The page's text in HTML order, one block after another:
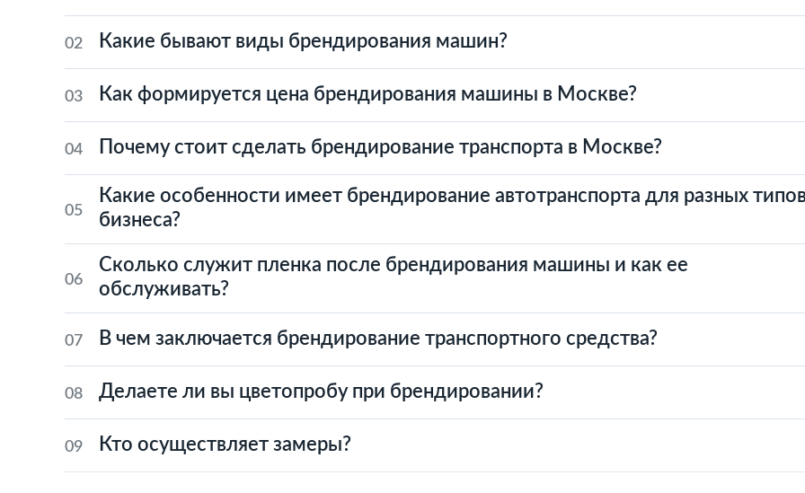
02 Какие бывают виды брендирования машин?
03 Как формируется цена брендирования машины в Москве?
04 Почему стоит сделать брендирование транспорта в Москве?
05
Какие особенности имеет брендирование автотранспорта для разных
бизнеса?
06
Сколько служит пленка после брендирования машины и как ее
обслуживать?
07 В чем заключается брендирование транспортного средства?
08 Делаете ли вы цветопробу при брендировании?
09 Кто осуществляет замеры?